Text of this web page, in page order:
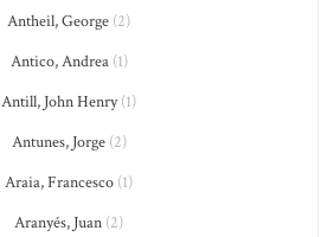
Antheil, George (2)
Antico, Andrea(1)
Antill, John Henry(1)
Antunes, Jorge(2)
Araia, Francesco (1)
Aranyés, Juan (2)